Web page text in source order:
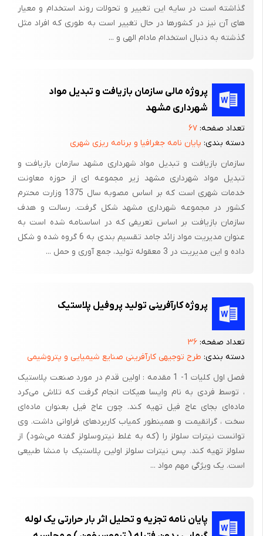
فصل اول
منطقه 12 در محدوده‌ی مرکزی شهر تهران ودر بافت شهری قدیم واقع
خیابان وحدت اسلامی محدود می‌گردد.
مساحت کل منطقه حدود 91و16 کیلومتر مربع بوده که البته فضای
سبز کل آن با احتساب بوستانها ، لچکی‌ها ،‌ رفیوژها و معابر و اماکن
خصوصی به 8/183 هکتار می‌رسد . سرانه فضای سبز 08/5 (‌متر مربع /
نفر) اعلام شده است .
میادین ، رفیوژها و درختکاری حاشیه معابر 9/62 هکتار می‌باشد .
،‌خواجوی کرمانی ،‌هرندی ،‌ آتش نشان ،‌کوثر ، ری ،‌زیبا و گل محمدی را
2-1) برخی از فعالیت‌های سازمان پارک‌ها و فضای سبز شهر تهران در
سال‌های اخیر :
- تهیه 275 عنوان دستورالعمل‌های آموزشی
- احیای پوشش گیاهی طبیعی پیرامون شهر تهران با همکاری اداره کل
- تهیه طرح جامع آب خام فضای سبز شهر تهران
گذاشته است در سایه این تغییر و تحولات روند استخدام و معیار
های آن نیز در کشورها در حال تغییر است به طوری که افراد مثل
گذشته به دنبال استخدام مادام الهی و ...
پروژه مالی سازمان بازیافت و تبدیل مواد
شهرداری مشهد
تعداد صفحه: ۶۷
دسته بندی: پایان نامه جغرافیا و برنامه ریزی شهری
سازمان بازیافت و تبدیل مواد شهرداری مشهد سازمان بازیافت و
تبدیل مواد شهرداری مشهد زیر مجموعه ای از حوزه معاونت
خدمات شهری است که بر اساس مصوبه سال 1375 وزارت محترم
کشور در مجموعه شهرداری مشهد شکل گرفت. رسالت و هدف
سازمان بازیافت بر اساس تعریفی که در اساسنامه شده است به
عنوان مدیریت مواد زائد جامد تقسیم بندی به 6 گروه شده و شکل
داده و این مدیریت در 3 معقوله تولید، جمع آوری و حمل ...
پروژه کارآفرینی تولید پروفیل پلاستیک
تعداد صفحه: ۳۶
دسته بندی: طرح توجیهی کارآفرینی صنایع شیمیایی و پتروشیمی
فصل اول کلیات 1- 1 مقدمه : اولین قدم در مورد صنعت پلاستیک
، توسط فردی به نام وایسا هیکات انجام گرفت که تلاش می‌کرد
ماده‌ای بجای عاج فیل تهیه کند. چون عاج فیل بعنوان ماده‌ای
سخت ، گرانقیمت و همینطور کمیاب کاربردهای فراوانی داشت. وی
توانست نیترات سلولز را (که به غلط نیتروسلولز گفته می‌شود) از
سلولز تهیه کند. پس نیترات سلولز اولین پلاستیک با منشا طبیعی
است. یک ویژگی مهم مواد ...
پایان نامه تجزیه و تحلیل اثر بار حرارتی یک لوله